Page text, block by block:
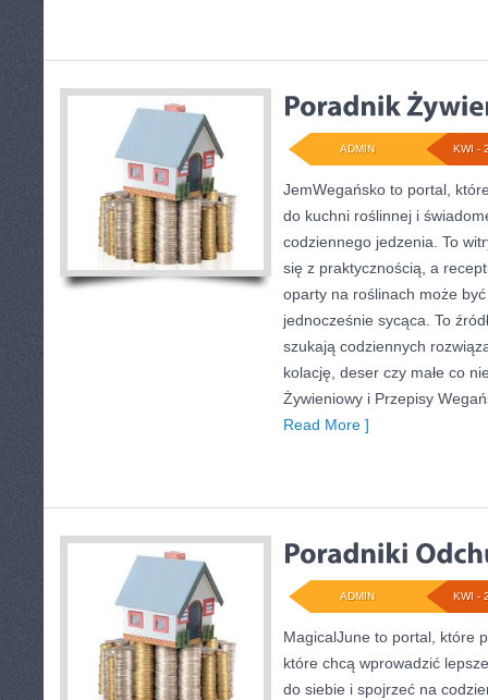
KWI -
ADMIN
JemWegańsko to portal,
do kuchni roślinnej i
codziennego jedzenia. To
się z praktycznością, a
oparty na roślinach może
jednocześnie sycąca. To
szukają codziennych
kolację, deser czy małe co
Żywieniowy i Przepisy
Read More ]
KWI -
ADMIN
MagicalJune to portal, które
które chcą wprowadzić
do siebie i spojrzeć na